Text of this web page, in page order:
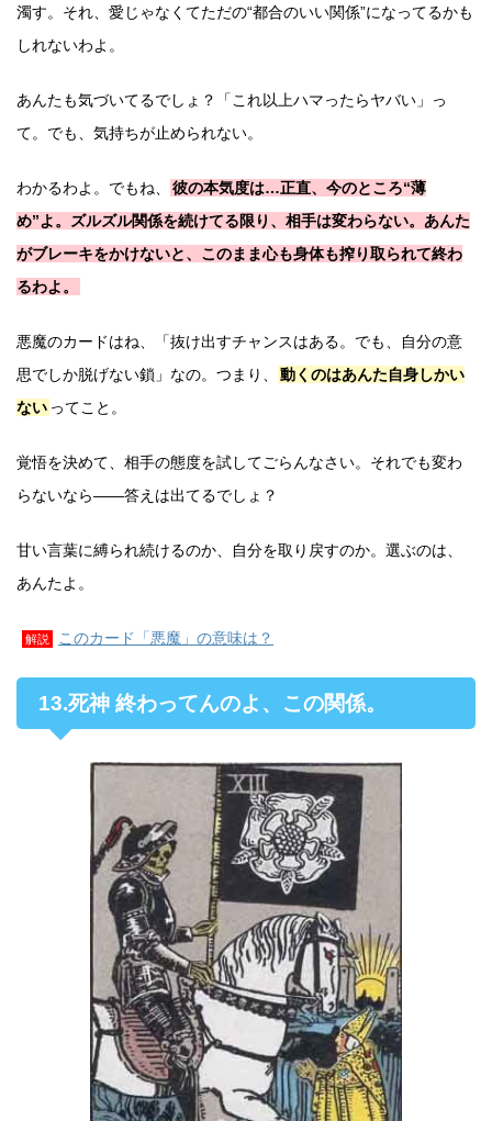
濁す。それ、愛じゃなくてただの“都合のいい関係”になってるかも
しれないわよ。
あんたも気づいてるでしょ？「これ以上ハマったらヤバい」っ
て。でも、気持ちが止められない。
わかるわよ。でもね、
彼の本気度は…正直、今のところ“薄
め”よ。ズルズル関係を続けてる限り、相手は変わらない。あんた
がブレーキをかけないと、このまま心も身体も搾り取られて終わ
るわよ。
悪魔のカードはね、「抜け出すチャンスはある。でも、自分の意
思でしか脱げない鎖」なの。つまり、
動くのはあんた自身しかい
ない ってこと。
覚悟を決めて、相手の態度を試してごらんなさい。それでも変わ
らないなら——答えは出てるでしょ？
甘い言葉に縛られ続けるのか、自分を取り戻すのか。選ぶのは、
あんたよ。
解説 このカード「悪魔」の意味は？
13.死神 終わってんのよ、この関係。